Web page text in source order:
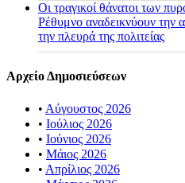
Οι τραγικοί θάνατοι των
Ρέθυμνο αναδεικνύουν την
την πλευρά της πολιτείας
Αρχείο Δημοσιεύσεων
• Αύγουστος 2026
• Ιούλιος 2026
• Ιούνιος 2026
• Μάιος 2026
• Απρίλιος 2026